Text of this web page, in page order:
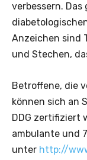
verbessern.
Anzeichen sind
und Stechen,
Betroffene, die
können sich an
DDG zertifiziert
ambulante und
unter http://